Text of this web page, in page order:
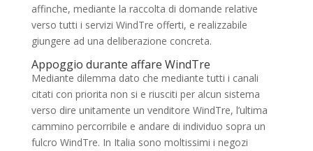
affinche, mediante la raccolta di domande relative
verso tutti i servizi WindTre offerti, e realizzabile
giungere ad una deliberazione concreta.
Appoggio durante affare WindTre
Mediante dilemma dato che mediante tutti i canali
citati con priorita non si e riusciti per alcun sistema
verso dire unitamente un venditore WindTre, l’ultima
cammino percorribile e andare di individuo sopra un
fulcro WindTre. In Italia sono moltissimi i negozi